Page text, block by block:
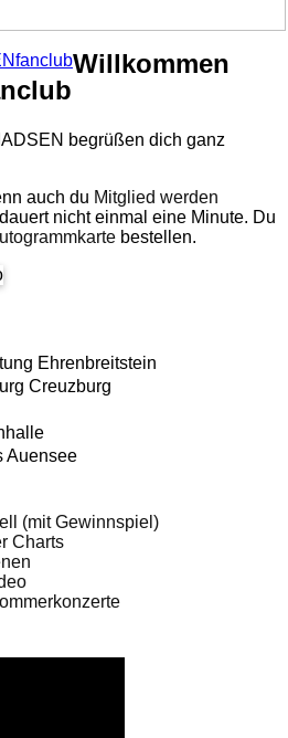
Willkommen
begrüßen dich ganz
auch du Mitglied werden
nicht einmal eine Minute. Du
bestellen.
Ehrenbreitstein
Creuzburg
Auensee
(mit Gewinnspiel)
Charts